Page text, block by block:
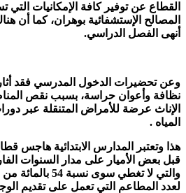
المصالح الإستشفائية بوهران، كما أن
أنهى الفصل الدراسي.
وعن تحضيرات الدخول المدرسي فقد
نظافة وأعوان حراسة، بسبب نقص
الإناث عرضة للأمراض المتنقلة عبر
المياه .
هذا وتعتبر المدارس الابتدائية هاجس
قبل بعض الأميار على مدار السنوات
والتي لا
لعدد المطاعم التي تعمل على تقديم